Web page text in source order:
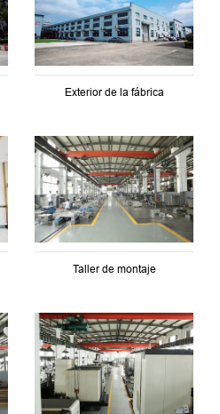
Exterior de la fábrica
Taller de montaje